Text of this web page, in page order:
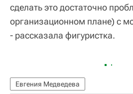
сделать это достаточно
организационном плане) с
- рассказала фигуристка.
Евгения Медведева